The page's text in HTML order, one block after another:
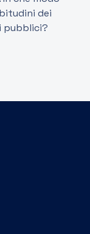
dei
pubblici?